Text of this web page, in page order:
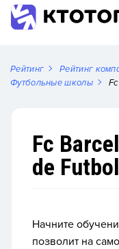
Рейтинг Рейтинг
Футбольные школы
Fc
de
Начните
позволит на